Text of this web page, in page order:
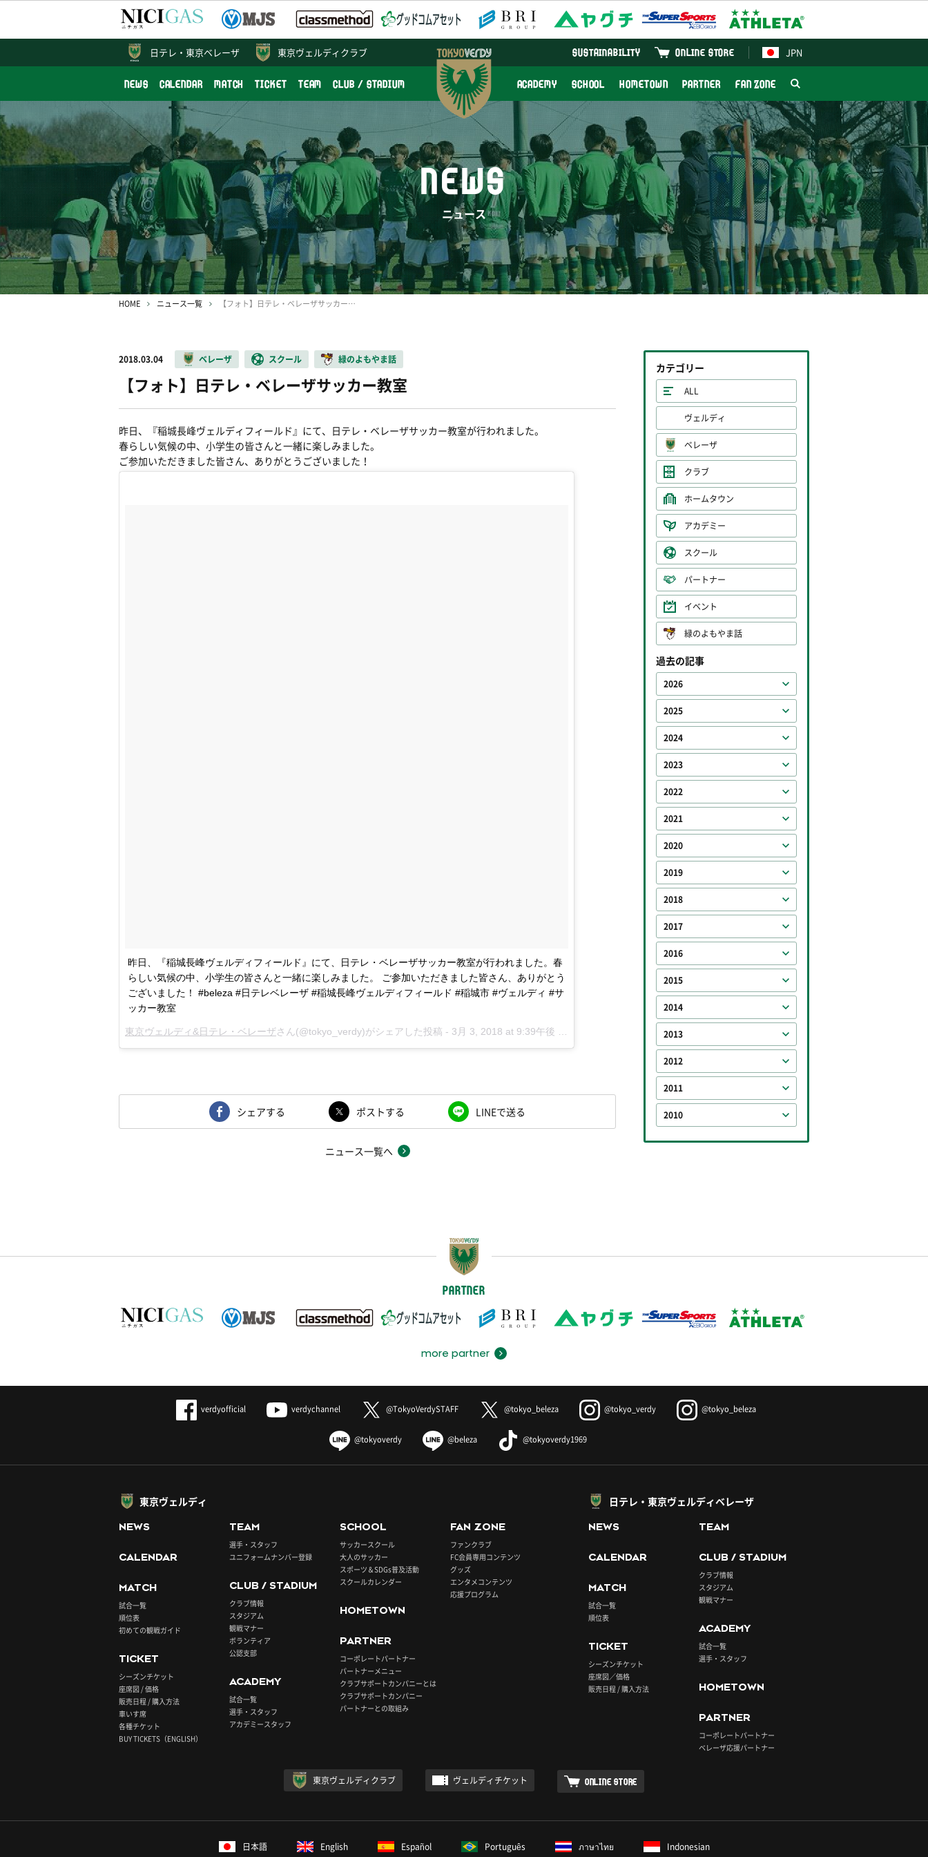
東京ヴェルディクラブ JPN
ONLINE STORE
SUSTAINABILITY
NEWS CALENDAR MATCH TICKET TEAM CLUB / STADIUM ACADEMY SCHOOL HOMETOWN PARTNER FAN ZONE
日テレ・ 東京ベレーザ
NEWS
ニュース
HOME ニュース一覧 【フォト】日テレ・ベレーザサッカー教室
2018.03.04 ベレーザ スクール 緑のよもやま話
【フォト】日テレ・ベレーザサッカー教室
昨日、『稲城長峰ヴェルディフィールド』にて、日テレ・ベレーザサッカー教室が行われました。
春らしい気候の中、小学生の皆さんと一緒に楽しみました。
ご参加いただきました皆さん、ありがとうございました！
昨日、『稲城長峰ヴェルディフィールド』にて、日テレ・ベレーザサッカー教室が行われました。春
らしい気候の中、小学生の皆さんと一緒に楽しみました。 ご参加いただきました皆さん、ありがとう
ございました！ #beleza #日テレベレーザ #稲城長峰ヴェルディフィールド #稲城市 #ヴェルディ #サ
ッカー教室
東京ヴェルディ&日テレ・ベレーザさん(@tokyo_verdy)がシェアした投稿 - 3月 3, 2018 at 9:39午後 PST
シェアする ポストする LINEで送る
ニュース一覧へ
カテゴリー
ALL
ヴェルディ
ベレーザ
クラブ
ホームタウン
アカデミー
スクール
パートナー
イベント
緑のよもやま話
過去の記事
2026
2025
2024
2023
2022
2021
2020
2019
2018
2017
2016
2015
2014
2013
2012
2011
2010
PARTNER
more partner
verdyofficial verdychannel @TokyoVerdySTAFF @tokyo_beleza @tokyo_verdy @tokyo_beleza
@tokyoverdy @beleza @tokyoverdy1969
東京ヴェルディ
NEWS
CALENDAR
MATCH
試合一覧
順位表
初めての観戦ガイド
TICKET
シーズンチケット
座席図 / 価格
販売日程 / 購入方法
車いす席
各種チケット
BUY TICKETS（ENGLISH）
TEAM
選手・スタッフ
ユニフォームナンバー登録
CLUB / STADIUM
クラブ情報
スタジアム
観戦マナー
ボランティア
公認支部
ACADEMY
試合一覧
選手・スタッフ
アカデミースタッフ
SCHOOL
サッカースクール
大人のサッカー
スポーツ＆SDGs普及活動
スクールカレンダー
HOMETOWN
PARTNER
コーポレートパートナー
パートナーメニュー
クラブサポートカンパニーとは
クラブサポートカンパニー
パートナーとの取組み
FAN ZONE
ファンクラブ
FC会員専用コンテンツ
グッズ
エンタメコンテンツ
応援プログラム
日テレ・東京ヴェルディベレーザ
NEWS
CALENDAR
MATCH
試合一覧
順位表
TICKET
シーズンチケット
座席図／価格
販売日程 / 購入方法
TEAM
CLUB / STADIUM
クラブ情報
スタジアム
観戦マナー
ACADEMY
試合一覧
選手・スタッフ
HOMETOWN
PARTNER
コーポレートパートナー
ベレーザ応援パートナー
東京ヴェルディクラブ ヴェルディチケット ONLINE STORE
日本語 English Español Português ภาษาไทย Indonesian